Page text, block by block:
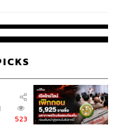
นทร์เพ็ญ
กองบรรณาธิการข่าว THE
523